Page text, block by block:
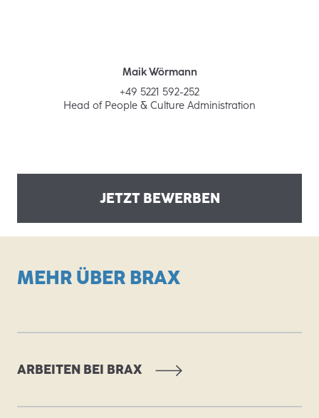
Maik Wörmann
+49 5221 592-252
Head of People & Culture Administration
JETZT BEWERBEN
MEHR ÜBER BRAX
ARBEITEN BEI BRAX